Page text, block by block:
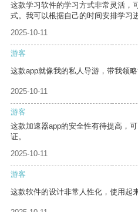
这款学习软件的学习方式非常灵活，
式。我可以根据自己的时间安排学习进
2025-10-11
游客
这款app就像我的私人导游，带我领略
2025-10-11
游客
这款加速器app的安全性有待提高，
证。
2025-10-11
游客
这款软件的设计非常人性化，使用起